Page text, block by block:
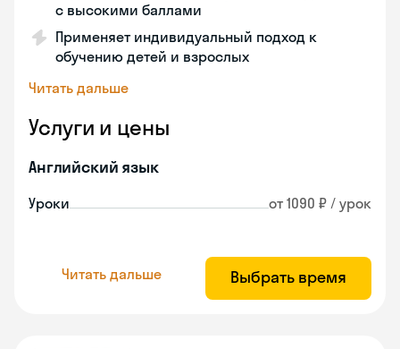
с высокими баллами
Применяет индивидуальный подход к
обучению детей и взрослых
Читать дальше
Услуги и цены
Английский язык
Уроки от 1090 ₽ / урок
Читать дальше Выбрать время